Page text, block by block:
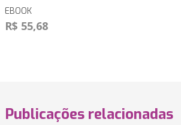
EBOOK
R$ 55,68
Publicações relacionadas